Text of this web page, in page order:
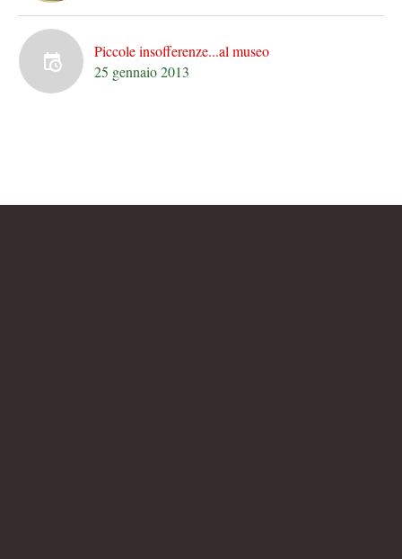
Piccole insofferenze...al museo
25 gennaio 2013